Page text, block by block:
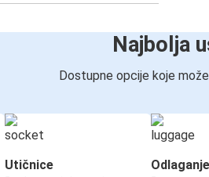
Najbolja
Dostupne opcije koje
Utičnice